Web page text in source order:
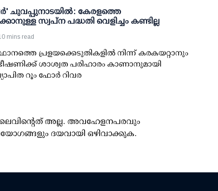
ചുവപ്പുനാടയില്‍: കേരളത്തെ
സ്വപ്ന പദ്ധതി വെളിച്ചം കണ്ടില്ല
mins read
പ്രളയക്കെടുതികളില്‍ നിന്ന് കരകയറ്റാനും
ശാശ്വത പരിഹാരം കാണാനുമായി
റൂം ഫോര്‍ റിവര
അല്ല. അവഹേളനപരവും
ദയവായി ഒഴിവാക്കുക.